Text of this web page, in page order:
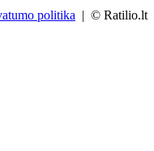
politika | © Ratilio.lt